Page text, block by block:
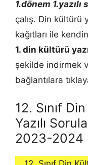
1.dönem 1.yazılı
çalış. Din kültürü
kağıtları ile
1. din kültürü
şekilde indirmek
bağlantılara
12. Sınıf
Yazılı
2023-2024